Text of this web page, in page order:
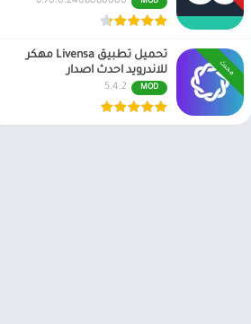
MOD
محدث
تحميل تطبيق Livensa مهكر
للاندرويد احدث اصدار
MOD
5.4.2